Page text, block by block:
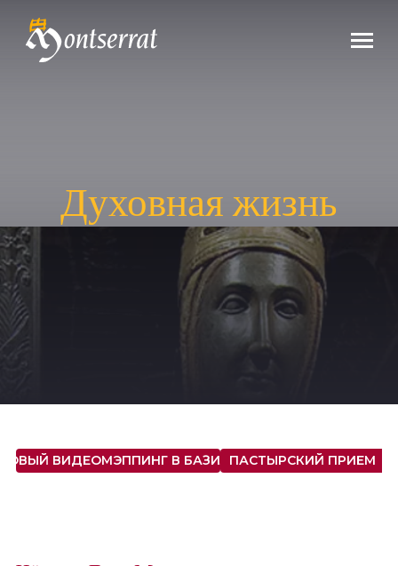
Духовная жизнь
НОВЫЙ ВИДЕОМЭППИНГ В БАЗИЛИКЕ ДЕВЫ МАРИИ
ПАСТЫРСКИЙ ПРИЕМ